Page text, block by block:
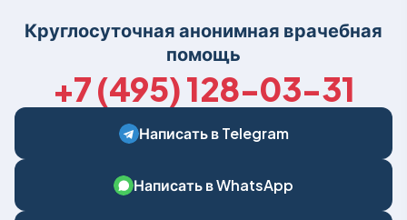
Круглосуточная анонимная врачебная
помощь
+7 (495) 128-03-31
Написать в Telegram
Написать в WhatsApp